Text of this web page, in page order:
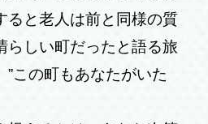
ると老人は前と同様の質
らしい町だったと語る旅
”この町もあなたがいた